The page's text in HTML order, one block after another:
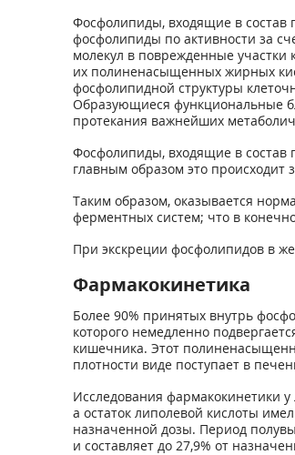
Фосфолипиды, входящие в состав
фосфолипиды по активности за
молекул в поврежденные участки
их полиненасыщенных жирных
фосфолипидной структуры
Образующиеся функциональные
протекания важнейших
Фосфолипиды, входящие в состав
главным образом это происходит
Таким образом, оказывается
ферментных систем; что в
При экскреции фосфолипидов в
Фармакокинетика
Более 90% принятых внутрь
которого немедленно
кишечника. Этот
плотности виде поступает в
Исследования фармакокинетики
а остаток липолевой кислоты
назначенной дозы. Период
и составляет до 27,9% от